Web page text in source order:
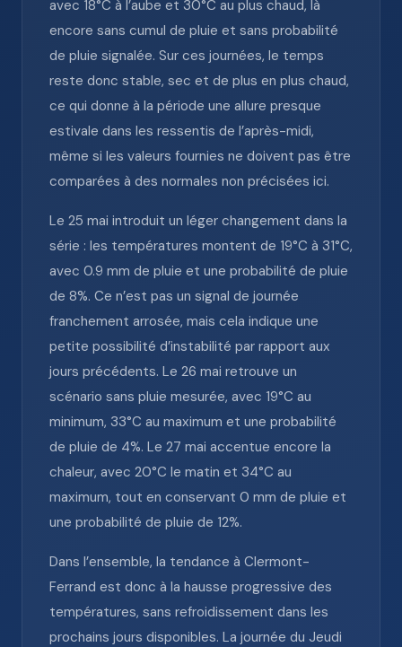
avec 18°C à l’aube et 30°C au plus chaud, là
encore sans cumul de pluie et sans probabilité
de pluie signalée. Sur ces journées, le temps
reste donc stable, sec et de plus en plus chaud,
ce qui donne à la période une allure presque
estivale dans les ressentis de l’après-midi,
même si les valeurs fournies ne doivent pas être
comparées à des normales non précisées ici.
Le 25 mai introduit un léger changement dans la
série : les températures montent de 19°C à 31°C,
avec 0.9 mm de pluie et une probabilité de pluie
de 8%. Ce n’est pas un signal de journée
franchement arrosée, mais cela indique une
petite possibilité d’instabilité par rapport aux
jours précédents. Le 26 mai retrouve un
scénario sans pluie mesurée, avec 19°C au
minimum, 33°C au maximum et une probabilité
de pluie de 4%. Le 27 mai accentue encore la
chaleur, avec 20°C le matin et 34°C au
maximum, tout en conservant 0 mm de pluie et
une probabilité de pluie de 12%.
Dans l’ensemble, la tendance à Clermont-
Ferrand est donc à la hausse progressive des
températures, sans refroidissement dans les
prochains jours disponibles. La journée du Jeudi